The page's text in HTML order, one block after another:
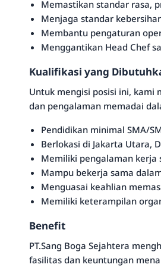
Memastikan standar rasa,
Menjaga standar
Membantu pengaturan
Menggantikan Head Chef
Kualifikasi yang
Untuk mengisi posisi ini, kami
dan pengalaman memadai
Pendidikan minimal SMA/
Berlokasi di Jakarta Utara,
Memiliki pengalaman kerja
Mampu bekerja sama
Menguasai keahlian
Memiliki keterampilan
Benefit
PT.Sang Boga Sejahtera
fasilitas dan keuntungan